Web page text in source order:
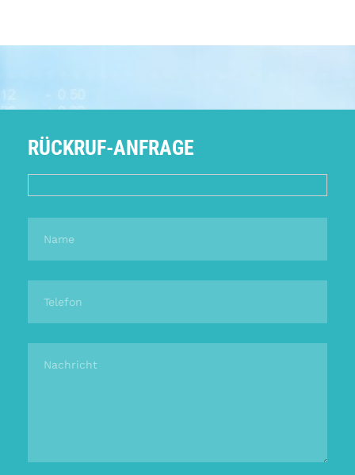
RÜCKRUF-ANFRAGE